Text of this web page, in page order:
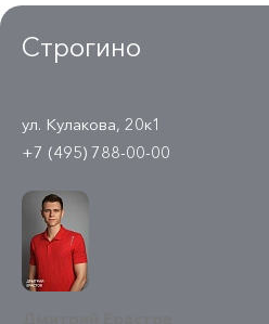
Строгино
ул. Кулакова, 20к1
+7 (495) 788-00-00